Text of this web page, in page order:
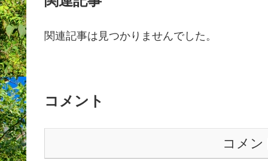
関連記事は見つかりませんでした。
コメント
コメン